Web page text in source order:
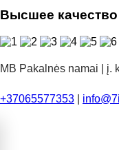
Высшее качество
MB Pakalnės namai | į.
+37065577353